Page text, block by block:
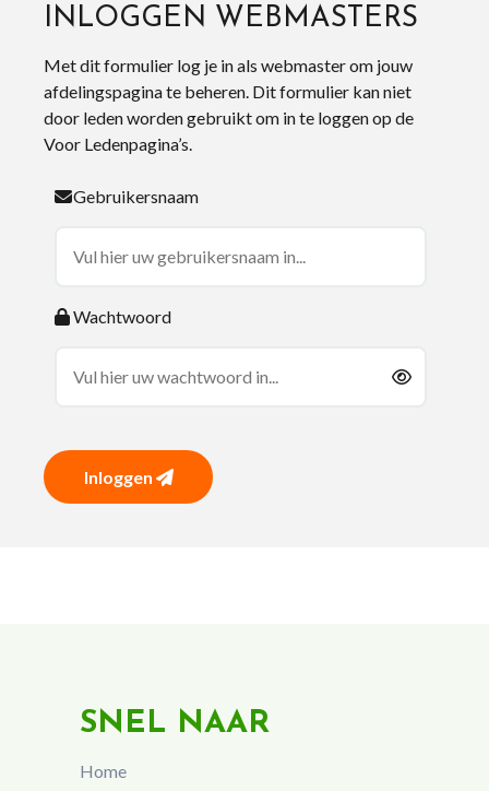
INLOGGEN WEBMASTERS
Met dit formulier log je in als webmaster om jouw
afdelingspagina te beheren. Dit formulier kan niet
door leden worden gebruikt om in te loggen op de
Voor Ledenpagina’s.
Gebruikersnaam
Wachtwoord
Inloggen
SNEL NAAR
Home